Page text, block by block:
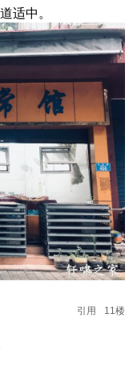
适中。
引用 11楼